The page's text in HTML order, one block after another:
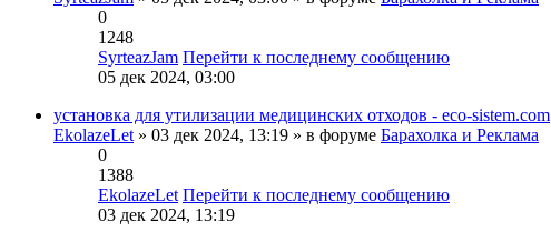
0
1248
SyrteazJam Перейти к последнему сообщению
05 дек 2024, 03:00
установка для утилизации медицинских отходов - eco-sistem.com
EkolazeLet» 03 дек 2024, 13:19 » в форуме Барахолка и Реклама
0
1388
EkolazeLet Перейти к последнему сообщению
03 дек 2024, 13:19